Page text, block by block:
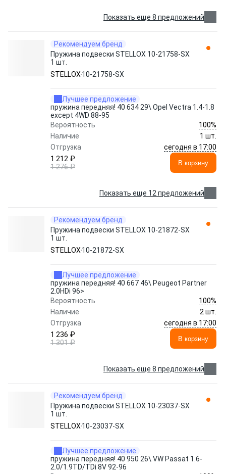
Показать еще 8 предложений
Рекомендуем бренд
Пружина подвески STELLOX 10-21758-SX
1 шт.
STELLOX 10-21758-SX
Лучшее предложение
пружина передняя! 40 634 29\ Opel Vectra 1.4-1.8
except 4WD 88-95
Вероятность
100%
Наличие
1 шт.
Отгрузка
сегодня в 17:00
1 212 ₽
1 276 ₽
В корзину
Показать еще 12 предложений
Рекомендуем бренд
Пружина подвески STELLOX 10-21872-SX
1 шт.
STELLOX 10-21872-SX
Лучшее предложение
пружина передняя! 40 667 46\ Peugeot Partner
2.0HDi 96>
Вероятность
100%
Наличие
2 шт.
Отгрузка
сегодня в 17:00
1 236 ₽
1 301 ₽
В корзину
Показать еще 8 предложений
Рекомендуем бренд
Пружина подвески STELLOX 10-23037-SX
1 шт.
STELLOX 10-23037-SX
Лучшее предложение
пружина передняя! 40 950 26\ VW Passat 1.6-
2.0/1.9TD/TDi 8V 92-96